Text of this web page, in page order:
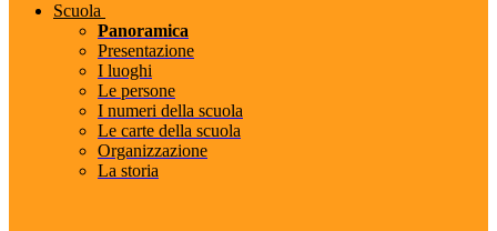
Scuola
Panoramica
Presentazione
I luoghi
Le persone
I numeri della scuola
Le carte della scuola
Organizzazione
La storia